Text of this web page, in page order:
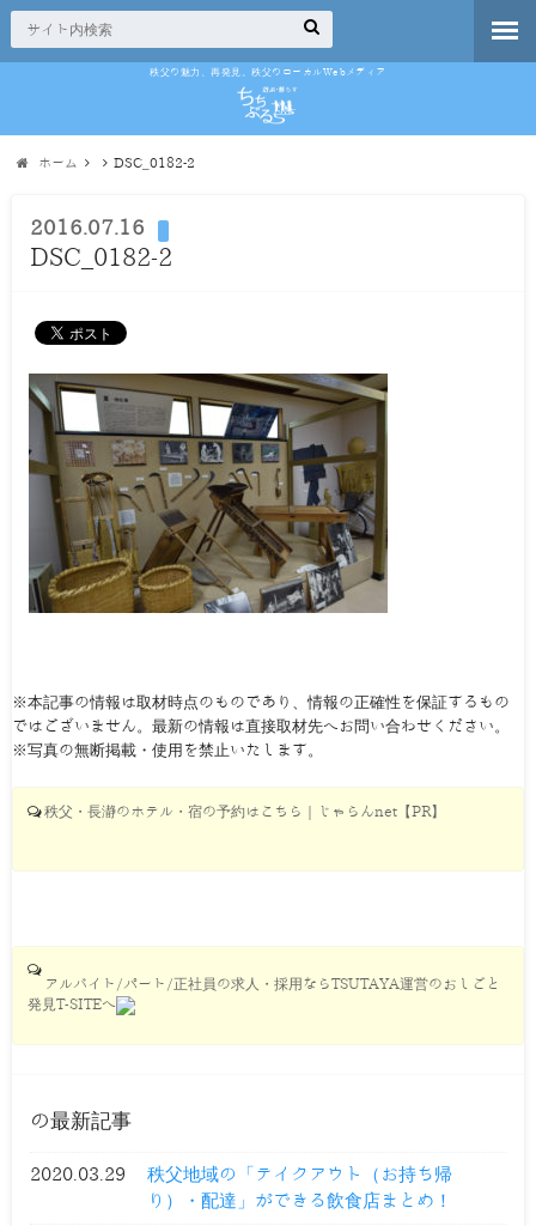
秩父の魅力、再発見。秩父のローカルWebメディア
ホーム DSC_0182-2
2016.07.16
DSC_0182-2
※本記事の情報は取材時点のものであり、情報の正確性を保証するもの
ではございません。最新の情報は直接取材先へお問い合わせください。
※写真の無断掲載・使用を禁止いたします。
秩父・長瀞のホテル・宿の予約はこちら｜じゃらんnet【PR】
アルバイト/パート/正社員の求人・採用ならTSUTAYA運営のおしごと
発見T-SITEへ
の最新記事
2020.03.29
秩父地域の「テイクアウト（お持ち帰
り）・配達」ができる飲食店まとめ！